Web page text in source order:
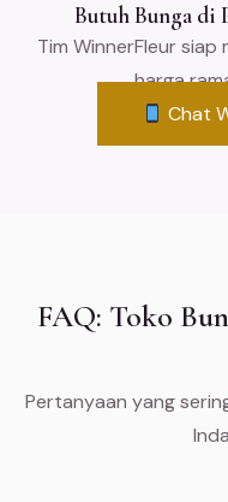
Butuh Bunga di
Tim WinnerFleur
harga
Chat
FAQ: Toko
Pertanyaan yang